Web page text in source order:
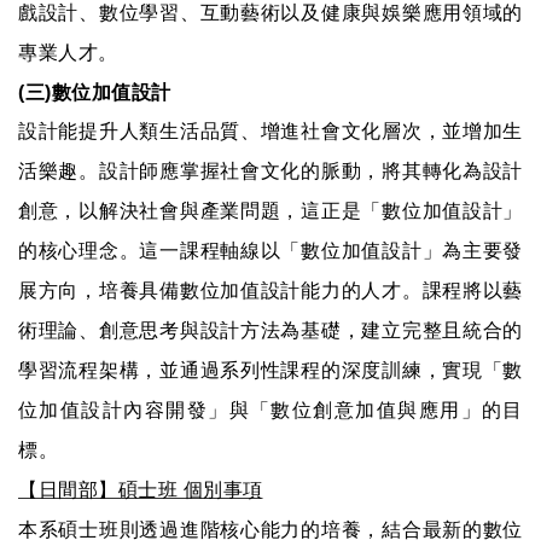
戲設計、數位學習、互動藝術以及健康與娛樂應用領域的
專業人才。
(三)數位加值設計
設計能提升人類生活品質、增進社會文化層次，並增加生
活樂趣。設計師應掌握社會文化的脈動，將其轉化為設計
創意，以解決社會與產業問題，這正是「數位加值設計」
的核心理念。這一課程軸線以「數位加值設計」為主要發
展方向，培養具備數位加值設計能力的人才。課程將以藝
術理論、創意思考與設計方法為基礎，建立完整且統合的
學習流程架構，並通過系列性課程的深度訓練，實現「數
位加值設計內容開發」與「數位創意加值與應用」的目
標。
【日間部】碩士班 個別事項
本系碩士班則透過進階核心能力的培養，結合最新的數位